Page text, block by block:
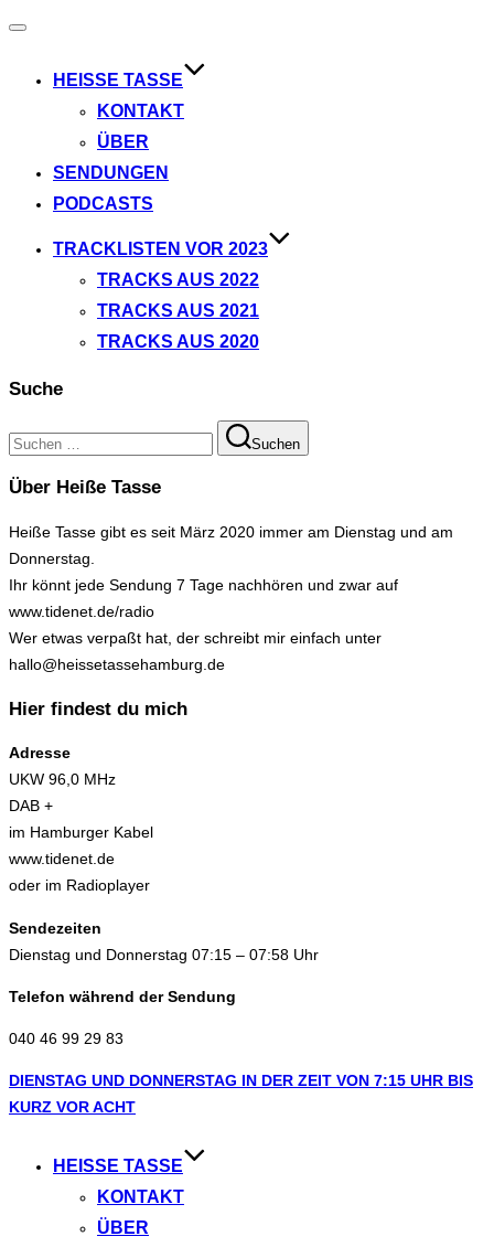
Navigation
HEISSE TASSE
KONTAKT
ÜBER
SENDUNGEN
PODCASTS
TRACKLISTEN VOR 2023
TRACKS AUS 2022
TRACKS AUS 2021
TRACKS AUS 2020
Suche
Suchen
nach:
Suchen
Über Heiße Tasse
Heiße Tasse gibt es seit März 2020 immer am Dienstag und am
Donnerstag.
Ihr könnt jede Sendung 7 Tage nachhören und zwar auf
www.tidenet.de/radio
Wer etwas verpaßt hat, der schreibt mir einfach unter
hallo@heissetassehamburg.de
Hier findest du mich
Adresse
UKW 96,0 MHz
DAB +
im Hamburger Kabel
www.tidenet.de
oder im Radioplayer
Sendezeiten
Dienstag und Donnerstag 07:15 – 07:58 Uhr
Telefon während der Sendung
040 46 99 29 83
Zum
Inhalt
DIENSTAG UND DONNERSTAG IN DER ZEIT VON 7:15 UHR BIS
KURZ VOR ACHT
HEISSE TASSE
KONTAKT
ÜBER